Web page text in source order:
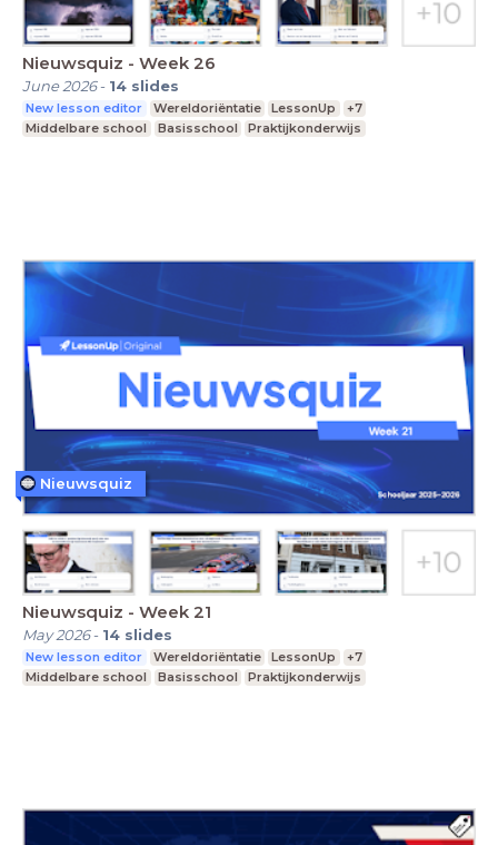
Nieuwsquiz - Week 26
June 2026- 14 slides
New lesson editor Wereldoriëntatie LessonUp
+7
Middelbare school
Basisschool Praktijkonderwijs
Nieuwsquiz - Week 21
May 2026- 14 slides
New lesson editor Wereldoriëntatie LessonUp
+7
Middelbare school
Basisschool Praktijkonderwijs
Nieuwsquiz